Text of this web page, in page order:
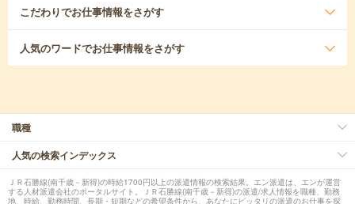
こだわりでお仕事情報をさがす
人気のワードでお仕事情報をさがす
職種
人気の検索インデックス
ＪＲ石勝線(南千歳－新得)の時給1700円以上の派遣情報の検索結果。エン派遣は、エンが運営
する人材派遣会社のポータルサイト。ＪＲ石勝線(南千歳－新得)の派遣/求人情報を職種、勤務
地、時給、勤務時間、長期・短期などの希望条件から、あなたにピッタリの派遣のお仕事を探